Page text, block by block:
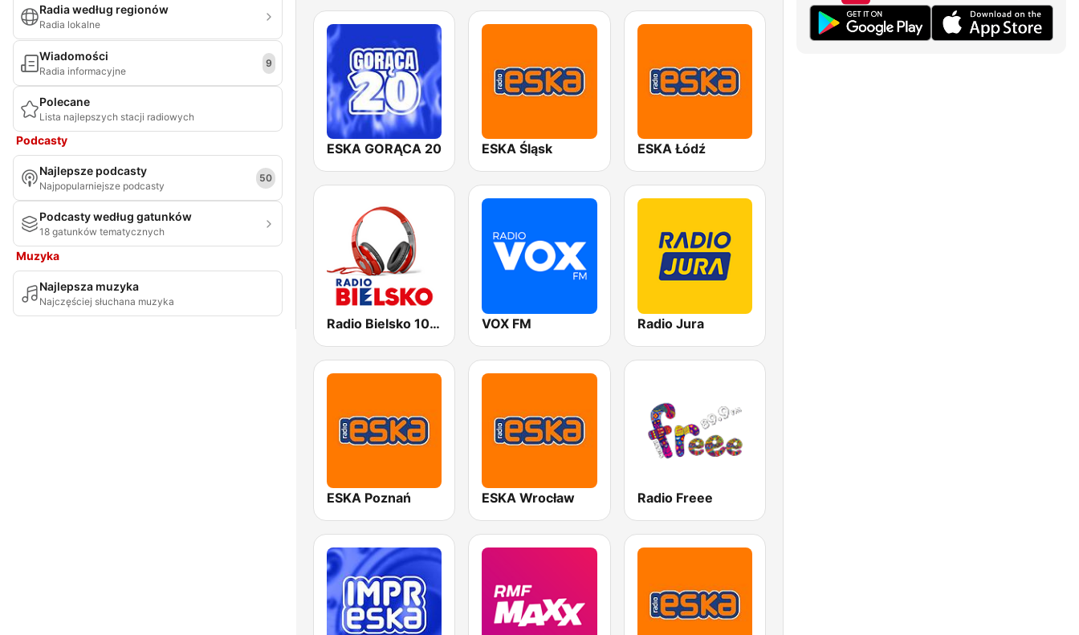
Radia według regionów
Radia lokalne
Wiadomości
Radia informacyjne
9
Polecane
Lista najlepszych stacji radiowych
Podcasty
Najlepsze podcasty
Najpopularniejsze podcasty
50
Podcasty według gatunków
18 gatunków tematycznych
Muzyka
Najlepsza muzyka
Najczęściej słuchana muzyka
ESKA GORĄCA 20 ESKA Śląsk ESKA Łódź
Radio Bielsko 106.7 VOX FM Radio Jura
ESKA Poznań ESKA Wrocław Radio Freee